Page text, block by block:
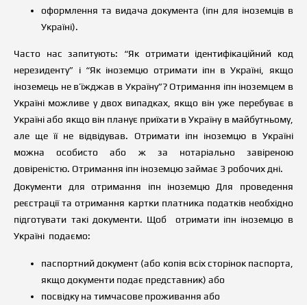
оформлення та видача документа (іпн для іноземців в
Україні).
Часто нас запитують: “Як отримати ідентифікаційний код
нерезиденту” і “Як іноземцю отримати іпн в Україні, якщо
іноземець не в’їжджав в Україну”? Отримання іпн іноземцем в
Україні можливе у двох випадках, якщо він уже перебуває в
Україні або якщо він планує приїхати в Україну в майбутньому,
але ще її не відвідував. Отримати іпн іноземцю в Україні
можна особисто або ж за нотаріально завіреною
довіреністю. Отримання іпн іноземцю займає 3 робочих дні.
Документи для отримання іпн іноземцю Для проведення
реєстрації та отримання картки платника податків необхідно
підготувати такі документи. Щоб отримати іпн іноземцю в
Україні подаємо:
паспортний документ (або копія всіх сторінок паспорта,
якщо документи подає представник) або
посвідку на тимчасове проживання або